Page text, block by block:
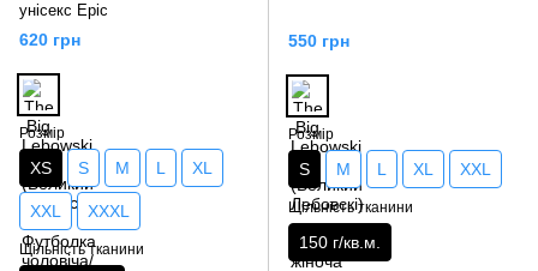
унісекс Epic
620 грн
Розмір
XS S M L XL
XXL XXXL
Щільність тканини
550 грн
Розмір
S M L XL XXL
Щільність тканини
150 г/кв.м.